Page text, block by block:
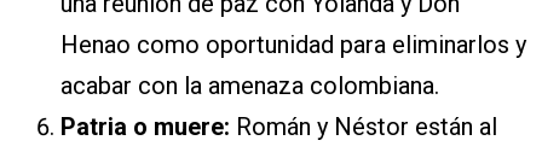
Henao como oportunidad para eliminarlos y
acabar con la amenaza colombiana.
Patria o muere: Román y Néstor están al